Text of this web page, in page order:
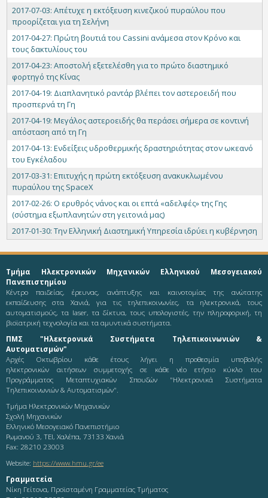
2017-07-03: Απέτυχε η εκτόξευση κινεζικού πυραύλου που
προορίζεται για τη Σελήνη
2017-04-27: Πρώτη βουτιά του Cassini ανάμεσα στον Κρόνο και
τους δακτυλίους του
2017-04-23: Αποστολή εξετελέσθη για το πρώτο διαστημικό
φορτηγό της Κίνας
2017-04-19: Διαπλανητικό ραντάρ βλέπει τον αστεροειδή που
προσπερνά τη Γη
2017-04-19: Mεγάλος αστεροειδής θα περάσει σήμερα σε κοντινή
απόσταση από τη Γη
2017-04-13: Ενδείξεις υδροθερμικής δραστηριότητας στον ωκεανό
του Εγκέλαδου
2017-03-31: Επιτυχής η πρώτη εκτόξευση ανακυκλωμένου
πυραύλου της SpaceX
2017-02-26: O ερυθρός νάνος και οι επτά «αδελφές» της Γης
(σύστημα εξωπλανητών στη γειτονιά μας)
2017-01-30: Την Ελληνική Διαστημική Υπηρεσία ιδρύει η κυβέρνηση
Τμήμα Ηλεκτρονικών Μηχανικών Ελληνικού Μεσογειακού
Πανεπιστημίου
Κέντρο παιδείας, έρευνας, ανάπτυξης και καινοτομίας της ανώτατης
εκπαίδευσης στα Χανιά, για τις τηλεπικοινωνίες, τα ηλεκτρονικά, τους
αυτοματισμούς, τα laser, τα δίκτυα, τους υπολογιστές, την πληροφορική, τη
βιοϊατρική τεχνολογία και τα αμυντικά συστήματα.
ΠΜΣ "Ηλεκτρονικά Συστήματα Τηλεπικοινωνιών &
Αυτοματισμών"
Αρχές Οκτωβρίου κάθε έτους λήγει η προθεσμία υποβολής
ηλεκτρονικών αιτήσεων συμμετοχής σε κάθε νέο ετήσιο κύκλο του
Προγράμματος Μεταπτυχιακών Σπουδών "Ηλεκτρονικά Συστήματα
Τηλεπικοινωνιών & Αυτοματισμών".
Τμήμα Ηλεκτρονικών Μηχανικών
Σχολή Μηχανικών
Ελληνικό Μεσογειακό Πανεπιστήμιο
Ρωμανού 3, ΤΕΙ, Χαλέπα, 73133 Χανιά
Fax: 28210 23003
Website: https://www.hmu.gr/ee
Γραμματεία
Νίκη Γείτονα, Προϊσταμένη Γραμματείας Τμήματος